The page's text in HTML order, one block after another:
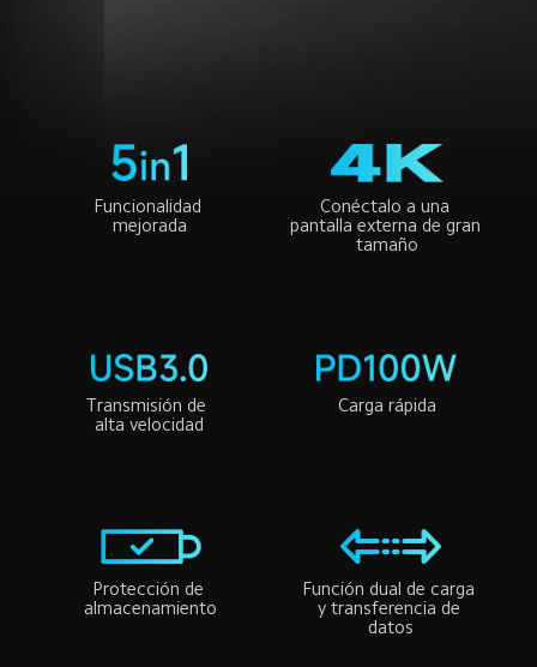
Funcionalidad
mejorada
Conéctalo a una
pantalla externa de gran
tamaño
Transmisión de
alta velocidad
Carga rápida
Protección de
almacenamiento
Función dual de carga
y transferencia de
datos